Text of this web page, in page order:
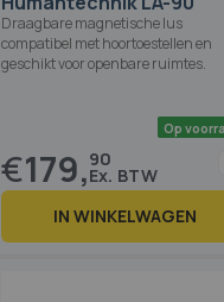
Draagbare magnetische lus
compatibel met hoortoestellen en
geschikt voor openbare ruimtes.
€179,90
IN WINKELWAGEN